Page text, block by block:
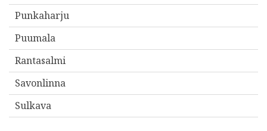
Punkaharju
Puumala
Rantasalmi
Savonlinna
Sulkava